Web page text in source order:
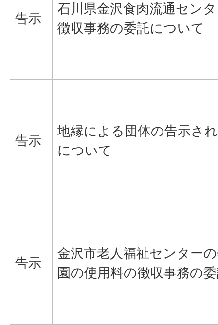
告示
石川県金沢食肉流通セン
徴収事務の委託について
告示
地縁による団体の告示さ
について
告示
金沢市老人福祉センター
園の使用料の徴収事務の